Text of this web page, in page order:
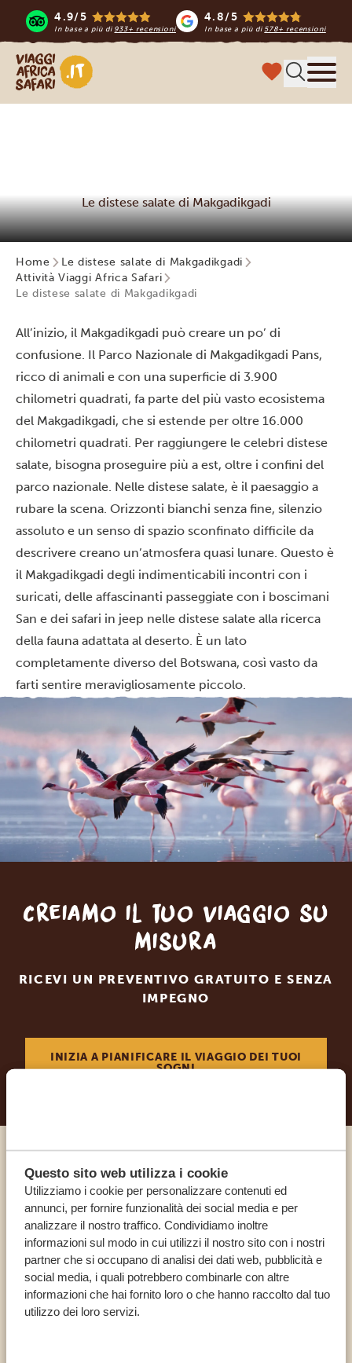
Questo sito web utilizza i cookie
Utilizziamo i cookie per personalizzare contenuti ed
annunci, per fornire funzionalità dei social media e per
analizzare il nostro traffico. Condividiamo inoltre
informazioni sul modo in cui utilizzi il nostro sito con i nostri
partner che si occupano di analisi dei dati web, pubblicità e
social media, i quali potrebbero combinarle con altre
informazioni che hai fornito loro o che hanno raccolto dal tuo
utilizzo dei loro servizi.
4.9/5
In base a più di 933+ recensioni
4.8/5
In base a più di578+ recensioni
Viaggi Africa Safari
Le distese salate di Makgadikgadi
Home
Le distese salate di Makgadikgadi
Attività Viaggi Africa Safari
Le distese salate di Makgadikgadi
All’inizio, il Makgadikgadi può creare un po’ di
confusione. Il Parco Nazionale di Makgadikgadi Pans,
ricco di animali e con una superficie di 3.900
chilometri quadrati, fa parte del più vasto ecosistema
del Makgadikgadi, che si estende per oltre 16.000
chilometri quadrati. Per raggiungere le celebri distese
salate, bisogna proseguire più a est, oltre i confini del
parco nazionale. Nelle distese salate, è il paesaggio a
rubare la scena. Orizzonti bianchi senza fine, silenzio
assoluto e un senso di spazio sconfinato difficile da
descrivere creano un’atmosfera quasi lunare. Questo è
il Makgadikgadi degli indimenticabili incontri con i
suricati, delle affascinanti passeggiate con i boscimani
San e dei safari in jeep nelle distese salate alla ricerca
della fauna adattata al deserto. È un lato
completamente diverso del Botswana, così vasto da
farti sentire meravigliosamente piccolo.
Creiamo il tuo viaggio su
misura
RICEVI UN PREVENTIVO GRATUITO E SENZA
IMPEGNO
INIZIA A PIANIFICARE IL VIAGGIO DEI TUOI
SOGNI
Chiama un esperto
I NOSTRI SPECIALISTI SONO QUI PER TE
IT:+39 0694806854
ALTRI PAESI